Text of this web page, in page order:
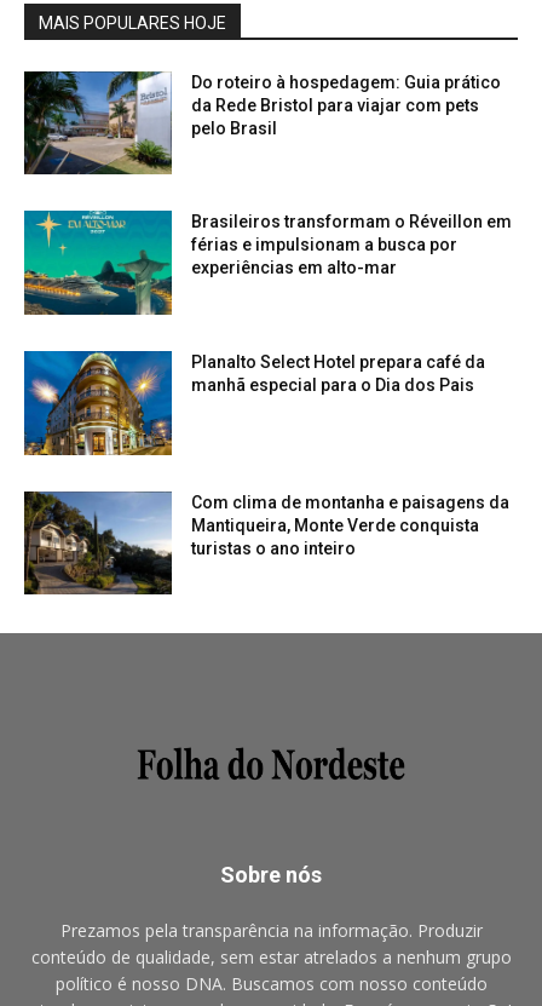
MAIS POPULARES HOJE
Do roteiro à hospedagem: Guia prático
da Rede Bristol para viajar com pets
pelo Brasil
Brasileiros transformam o Réveillon em
férias e impulsionam a busca por
experiências em alto-mar
Planalto Select Hotel prepara café da
manhã especial para o Dia dos Pais
Com clima de montanha e paisagens da
Mantiqueira, Monte Verde conquista
turistas o ano inteiro
Sobre nós
Prezamos pela transparência na informação. Produzir
conteúdo de qualidade, sem estar atrelados a nenhum grupo
político é nosso DNA. Buscamos com nosso conteúdo